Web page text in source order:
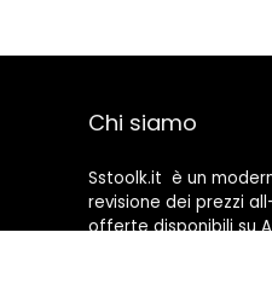
Chi siamo
Sstoolk.it è un
revisione dei prezzi
offerte disponibili su